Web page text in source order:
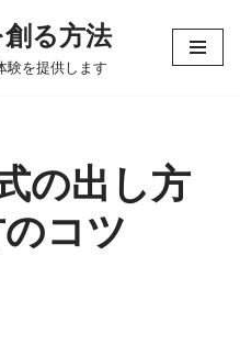
る方法
験を提供します
の出し方
コツ